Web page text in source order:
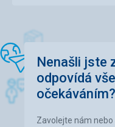
Služby
Cena
Uvedl jsem výše.
Nenašli jste
odpovídá
očekáváním?
Zavolejte nám